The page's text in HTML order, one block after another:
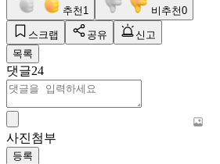
추천 1 비추천0
스크랩 공유
신고
목록
댓글24
사진첨부
등록